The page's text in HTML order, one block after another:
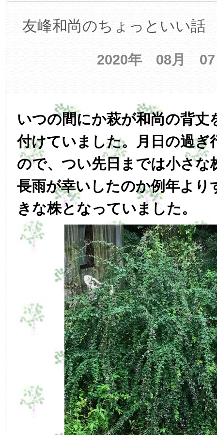
友峰和尚のちょっといい話
2020年 08月
いつの間にか萩が和尚の背丈
付けていました。月日の過ぎ
ので、つい先日までは小さな
長雨が幸いしたのか例年より
きな株となっていました。